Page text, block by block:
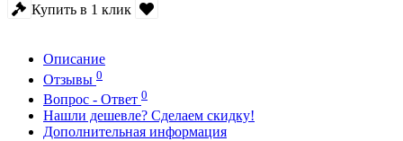
Купить в 1 клик
Описание
Отзывы 0
Вопрос - Ответ 0
Нашли дешевле? Сделаем скидку!
Дополнительная информация